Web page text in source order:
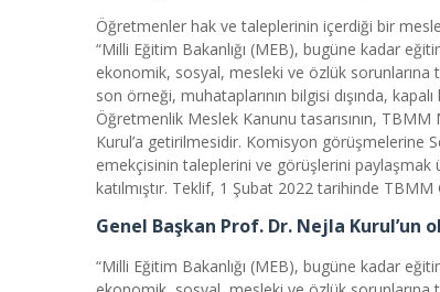
Öğretmenler hak ve taleplerinin içerdiği bir
“Milli Eğitim Bakanlığı (MEB), bugüne kadar
ekonomik, sosyal, mesleki ve özlük sorunlarına
son örneği, muhataplarının bilgisi dışında,
Öğretmenlik Meslek Kanunu tasarısının,
Kurul’a getirilmesidir. Komisyon görüşmelerine
emekçisinin taleplerini ve görüşlerini paylaşmak
katılmıştır. Teklif, 1 Şubat 2022 tarihinde
Genel Başkan Prof. Dr. Nejla Kurul’un
“Milli Eğitim Bakanlığı (MEB), bugüne kadar